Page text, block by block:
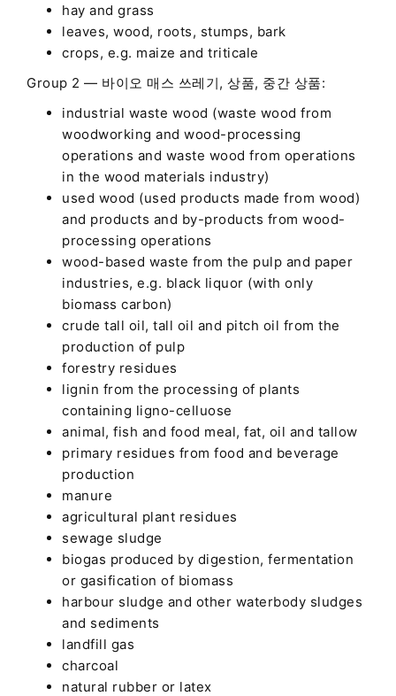
hay and grass
leaves, wood, roots, stumps, bark
crops, e.g. maize and triticale
Group 2 — 바이오 매스 쓰레기, 상품, 중간 상품:
industrial waste wood (waste wood from
woodworking and wood-processing
operations and waste wood from operations
in the wood materials industry)
used wood (used products made from wood)
and products and by-products from wood-
processing operations
wood-based waste from the pulp and paper
industries, e.g. black liquor (with only
biomass carbon)
crude tall oil, tall oil and pitch oil from the
production of pulp
forestry residues
lignin from the processing of plants
containing ligno-celluose
animal, fish and food meal, fat, oil and tallow
primary residues from food and beverage
production
manure
agricultural plant residues
sewage sludge
biogas produced by digestion, fermentation
or gasification of biomass
harbour sludge and other waterbody sludges
and sediments
landfill gas
charcoal
natural rubber or latex